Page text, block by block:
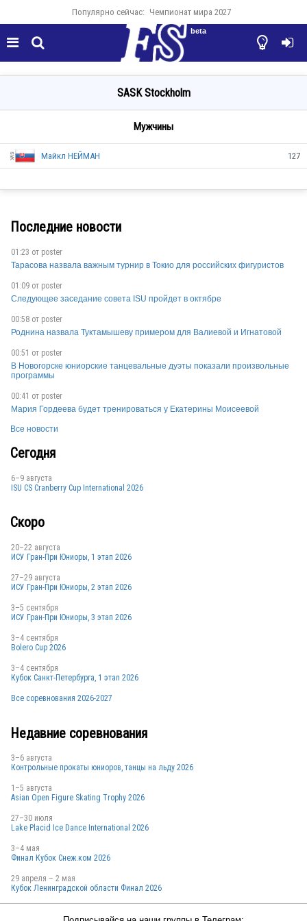
Популярно сейчас: Чемпионат мира 2027
  

beta
SASK Stockholm
Мужчины
SVK
Майкл НЕЙМАН 127
Последние новости
01:23 от poster
Тарасова назвала важным турнир в Токио для российских фигуристов
01:09 от poster
Следующее заседание совета ISU пройдет в октябре
00:58 от poster
Роднина назвала Туктамышеву примером для Валиевой и Игнатовой
00:51 от poster
В Новогорске юниорские танцевальные дуэты показали произвольные
программы
00:41 от poster
Мария Гордеева будет тренироваться у Екатерины Моисеевой
Все новости
Сегодня
6–9 августа
ISU CS Cranberry Cup International 2026
Скоро
20–22 августа
ИСУ Гран-При Юниоры, 1 этап 2026
27–29 августа
ИСУ Гран-При Юниоры, 2 этап 2026
3–5 сентября
ИСУ Гран-При Юниоры, 3 этап 2026
3–4 сентября
Bolero Cup 2026
3–4 сентября
Кубок Санкт-Петербурга, 1 этап 2026
Все соревнования 2026-2027
Недавние соревнования
3–6 августа
Контрольные прокаты юниоров, танцы на льду 2026
1–5 августа
Asian Open Figure Skating Trophy 2026
27–30 июля
Lake Placid Ice Dance International 2026
3–4 мая
Финал Кубок Снеж.ком 2026
29 апреля – 2 мая
Кубок Ленинградской области Финал 2026